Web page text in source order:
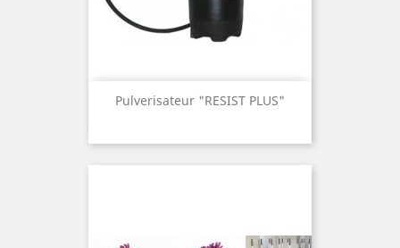
Pulverisateur "RESIST PLUS"